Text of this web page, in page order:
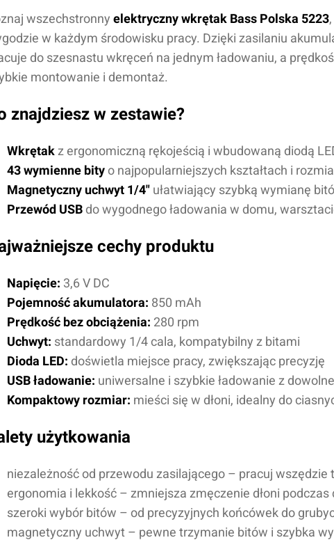
wszechstronny elektryczny wkrętak Bass Polska 5223
w każdym środowisku pracy. Dzięki zasilaniu
do szesnastu wkręceń na jednym ładowaniu, a
montowanie i demontaż.
znajdziesz w zestawie?
Wkrętak z ergonomiczną rękojeścią i wbudowaną diodą
43 wymienne bityo najpopularniejszych kształtach i
Magnetyczny uchwyt 1/4" ułatwiający szybką wymianę
Przewód USB do wygodnego ładowania w domu,
cechy produktu
Napięcie: 3,6 V DC
Pojemność akumulatora: 850 mAh
Prędkość bez obciążenia: 280 rpm
Uchwyt: standardowy 1/4 cala, kompatybilny z bitami
Dioda LED: doświetla miejsce pracy, zwiększając precyzję
USB ładowanie: uniwersalne i szybkie ładowanie z
Kompaktowy rozmiar: mieści się w dłoni, idealny do
użytkowania
niezależność od przewodu zasilającego – pracuj wszędzie
ergonomia i lekkość – zmniejsza zmęczenie dłoni podczas
szeroki wybór bitów – od precyzyjnych końcówek do
magnetyczny uchwyt – pewne trzymanie bitów i szybka